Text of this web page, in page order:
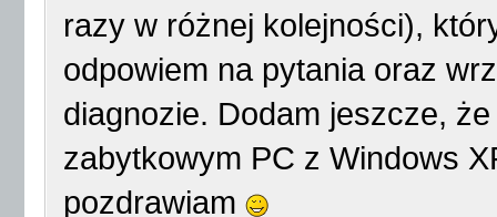
razy w różnej kolejności),
odpowiem na pytania oraz
diagnozie. Dodam jeszcze,
zabytkowym PC z Windows
pozdrawiam